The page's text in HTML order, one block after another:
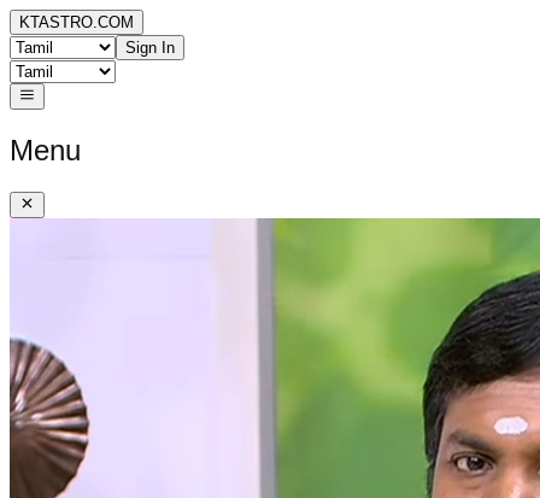
KTASTRO.COM
Sign In
Menu